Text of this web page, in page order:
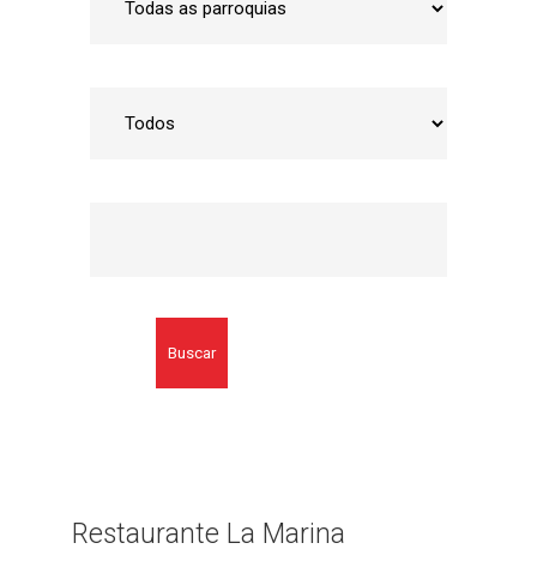
Buscar
Restaurante La Marina